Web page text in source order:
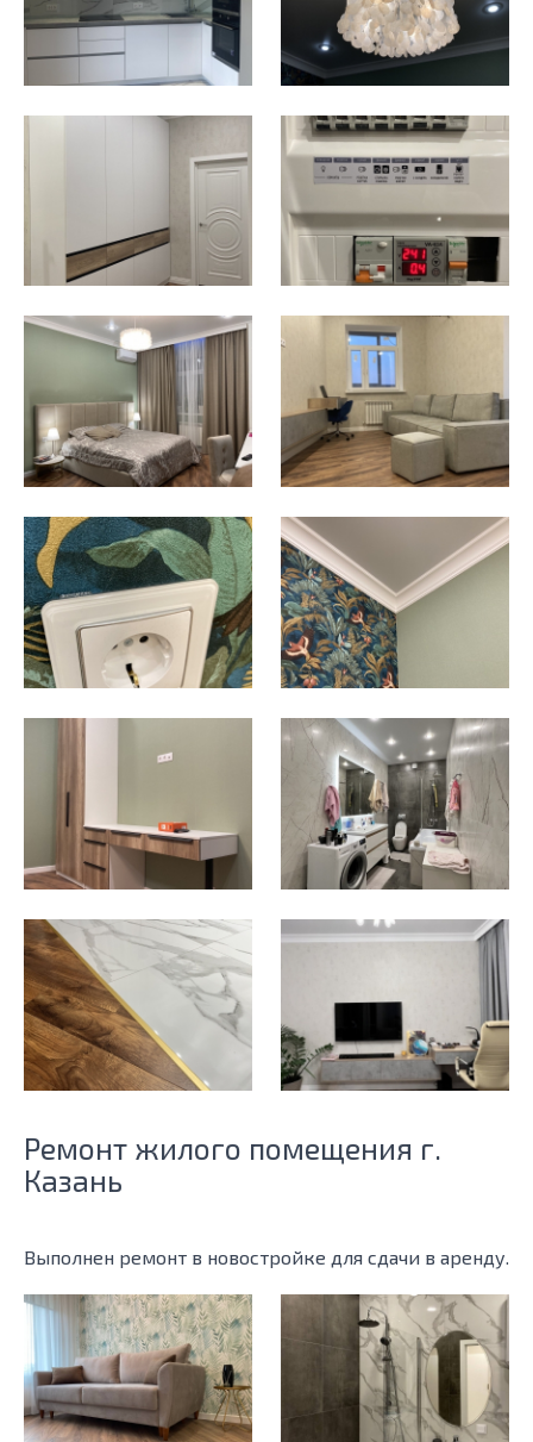
Ремонт жилого помещения г.
Казань
Выполнен ремонт в новостройке для сдачи в аренду.